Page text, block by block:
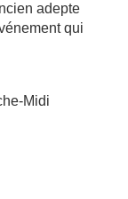
adepte
qui
Midi